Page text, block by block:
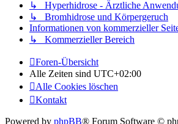
↳ Hyperhidrose - Ärztliche
↳ Bromhidrose und Körpergeruch
Informationen von kommerzieller
↳ Kommerzieller Bereich
Foren-Übersicht
Alle Zeiten sind UTC+02:00
Alle Cookies löschen
Kontakt
Powered by phpBB® Forum Software ©